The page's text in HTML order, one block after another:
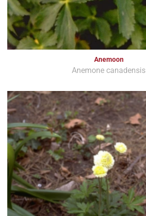
Anemoon
Anemone canadensis